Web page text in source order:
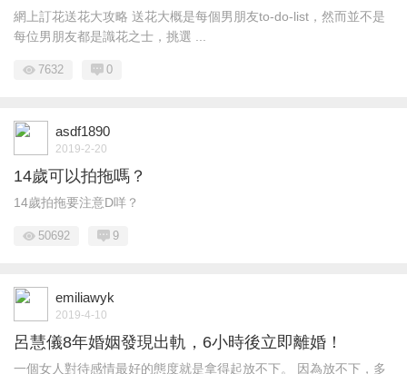
網上訂花送花大攻略 送花大概是每個男朋友to-do-list，然而並不是
每位男朋友都是識花之士，挑選 ...
7632 0
asdf1890
2019-2-20
14歲可以拍拖嗎？
14歲拍拖要注意D咩？
50692 9
emiliawyk
2019-4-10
呂慧儀8年婚姻發現出軌，6小時後立即離婚！
一個女人對待感情最好的態度就是拿得起放不下。 因為放不下，多